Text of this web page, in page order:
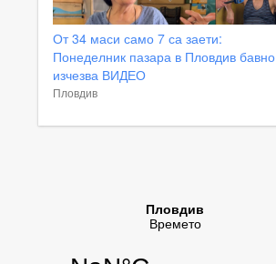
От 34 маси само 7 са заети:
Понеделник пазара в Пловдив бавно
изчезва ВИДЕО
Пловдив